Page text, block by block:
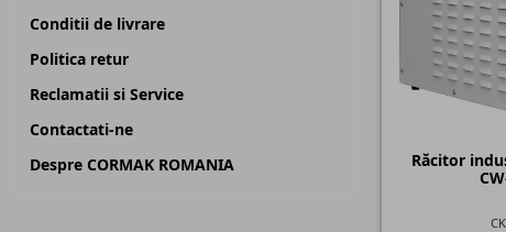
Răcitor
Conditii de livrare
Politica retur
Reclamatii si Service
Contactati-ne
Despre CORMAK ROMANIA